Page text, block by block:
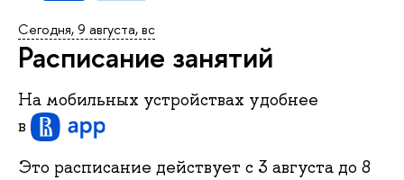
Сегодня, 9 августа, вс
Расписание занятий
На мобильных устройствах удобнее
в
Это расписание действует c 3 августа до 8